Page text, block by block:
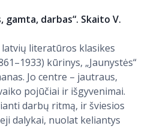
gamta, darbas“. Skaito V.
literatūros klasikes
kūrinys, „Jaunystės“
Jo centre – jautraus,
pojūčiai ir išgyvenimai.
darbų ritmą, ir šviesios
dalykai, nuolat keliantys